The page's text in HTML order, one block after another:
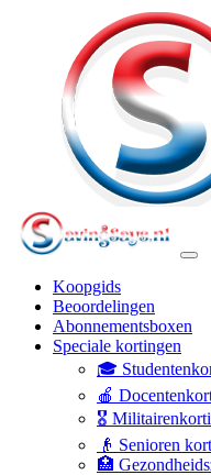
Koopgids
Beoordelingen
Abonnementsboxen
Speciale kortingen
🎓
🍎
🎖️
👴 Senioren
🏥